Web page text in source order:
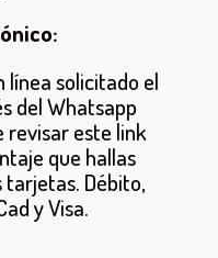
línea solicitado el
del Whatsapp
revisar este link
que hallas
tarjetas. Débito,
y Visa.